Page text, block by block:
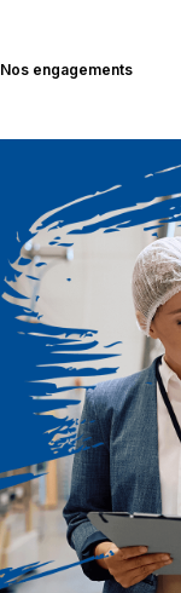
Nos engagements